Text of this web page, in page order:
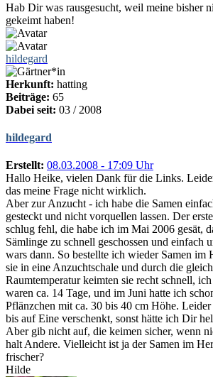
Hab Dir was rausgesucht, weil meine bisher
gekeimt haben!
hildegard
Herkunft: hatting
Beiträge: 65
Dabei seit: 03 / 2008
hildegard
Erstellt: 08.03.2008 - 17:09 Uhr
Hallo Heike, vielen Dank für die Links.
das meine Frage nicht wirklich.
Aber zur Anzucht - ich habe die Samen
gesteckt und nicht vorquellen lassen. Der
schlug fehl, die habe ich im Mai 2006 gesät,
Sämlinge zu schnell geschossen und einfach
wars dann. So bestellte ich wieder Samen im
sie in eine Anzuchtschale und durch die
Raumtemperatur keimten sie recht schnell,
waren ca. 14 Tage, und im Juni hatte ich
Pflänzchen mit ca. 30 bis 40 cm Höhe.
bis auf Eine verschenkt, sonst hätte ich Dir
Aber gib nicht auf, die keimen sicher, wenn
halt Andere. Vielleicht ist ja der Samen im
frischer?
Hilde